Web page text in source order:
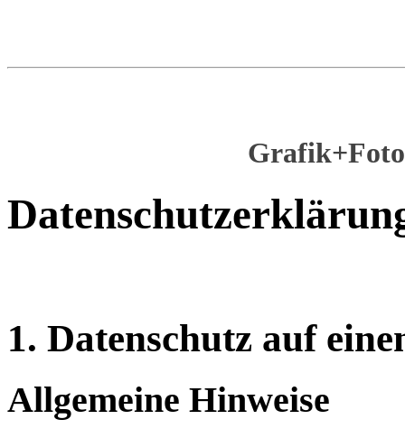
1. Datenschutz auf
Allgemeine Hinweise